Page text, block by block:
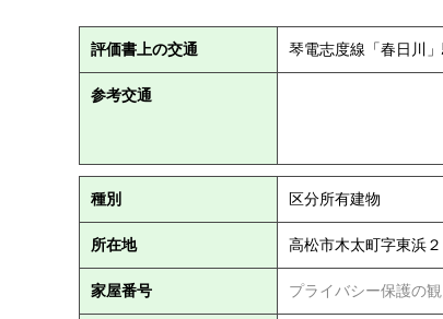
評価書上の交通 琴電志度線「春日川
参考交通
種別 区分所有建物
所在地 高松市木太町字東浜２
家屋番号 プライバシー保護の